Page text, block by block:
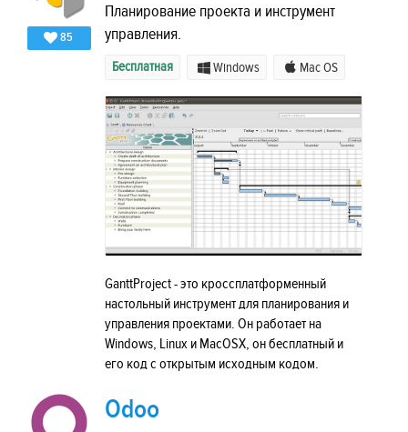
85
Планирование проекта и инструмент
управления.
Бесплатная Windows Mac OS
GanttProject - это кроссплатформенный
настольный инструмент для планирования и
управления проектами. Он работает на
Windows, Linux и MacOSX, он бесплатный и
его код с открытым исходным кодом.
Odoo